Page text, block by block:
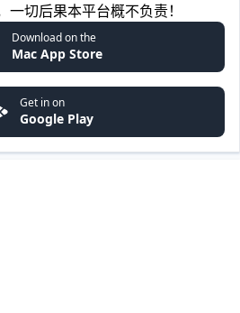
一切后果本平台概不负责！
Download on the
Mac App Store
Get in on
Google Play